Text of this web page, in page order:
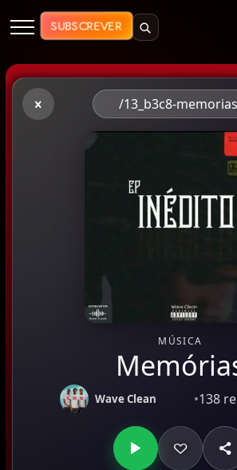
Muzik Plus AO -
SUBSCREVER
/13_b3c8-memorias
MÚSICA
Wave Clean •138